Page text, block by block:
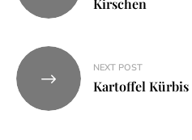
NEXT POST
Kartoffel Kürbis